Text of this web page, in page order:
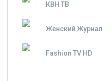
КВН ТВ
Женский Журнал
Fashion TV HD